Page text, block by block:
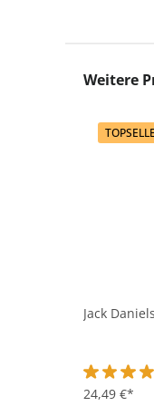
Weitere
Jack
24,49 €*